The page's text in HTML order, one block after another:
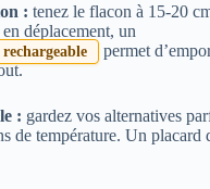
: tenez le flacon à 15-20
déplacement, un
permet
: gardez vos alternatives
de température. Un placard